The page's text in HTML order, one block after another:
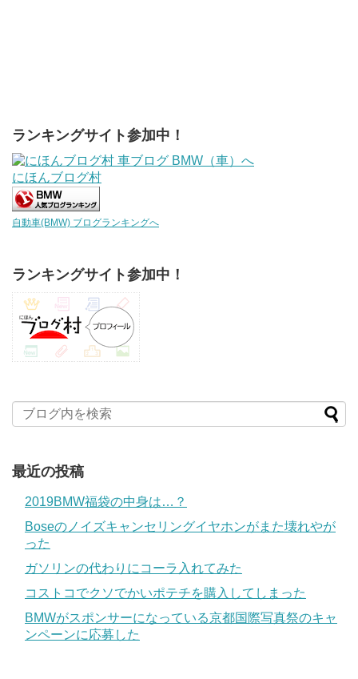
ランキングサイト参加中！
にほんブログ村
自動車(BMW) ブログランキングへ
ランキングサイト参加中！
最近の投稿
2019BMW福袋の中身は…？
Boseのノイズキャンセリングイヤホンがまた壊れやが
った
ガソリンの代わりにコーラ入れてみた
コストコでクソでかいポテチを購入してしまった
BMWがスポンサーになっている京都国際写真祭のキャ
ンペーンに応募した